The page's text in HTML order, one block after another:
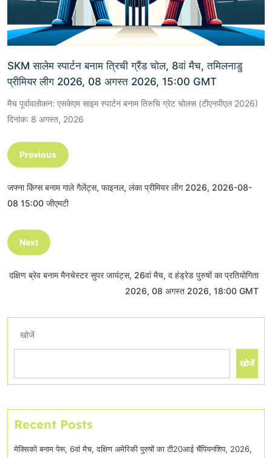
SKM सालेम स्पार्टन बनाम त्रिची ग्रैंड चोल, 8वां मैच, तमिलनाडु
प्रीमियर लीग 2026, 08 अगस्त 2026, 15:00 GMT
मैच पूर्वावलोकन: एसकेएम साइम स्पार्टन बनाम तिरुचि ग्रेट चोलस (टीएनपीएल 2026)
दिनांक: 8 अगस्त, 2026
Previous
जफ्ना किंग्स बनाम गाले गैलेंट्स, फाइनल, लंका प्रीमियर लीग 2026, 2026-08-
08 15:00 जीएमटी
Next
दक्षिण ब्रेव बनाम मैनचेस्टर सुपर जायंट्स, 26वां मैच, द हंड्रेड पुरुषों का प्रतियोगिता
2026, 08 अगस्त 2026, 18:00 GMT
खोजें
खोजें
Recent Posts
मेक्सिको बनाम पेरू, 6वां मैच, दक्षिण अमेरिकी पुरुषों का टी20आई चैंपियनशिप, 2026,